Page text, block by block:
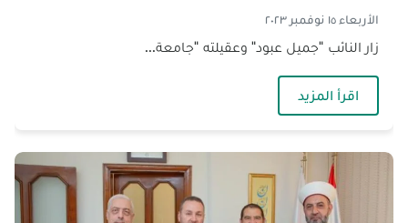
الأربعاء ١٥ نوفمبر ٢٠٢٣
زار النائب "جميل عبود" وعقيلته "جامعة...
اقرأ المزيد— النائب عبود زار جامعة الجنان في طرابلس